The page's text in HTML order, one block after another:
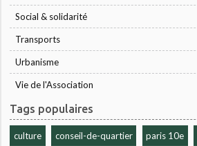
Social & solidarité
Transports
Urbanisme
Vie de l'Association
Tags populaires
culture conseil-de-quartier paris 10e